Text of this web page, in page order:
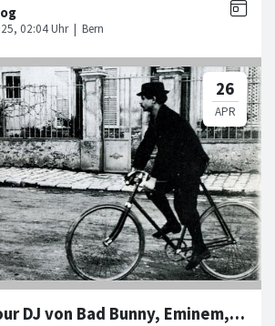
DJ VLADER (Tour DJ von Bad Bunny, Eminem, 50 Cent, Samra)